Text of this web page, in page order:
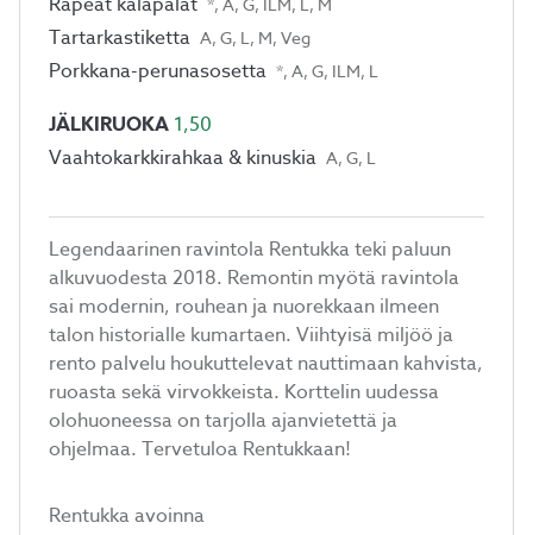
Rapeat kalapalat *, A, G, ILM, L, M
Tartarkastiketta A, G, L, M, Veg
Porkkana-perunasosetta *, A, G, ILM, L
JÄLKIRUOKA 1,50
Vaahtokarkkirahkaa & kinuskia A, G, L
Legendaarinen ravintola Rentukka teki paluun
alkuvuodesta 2018. Remontin myötä ravintola
sai modernin, rouhean ja nuorekkaan ilmeen
talon historialle kumartaen. Viihtyisä miljöö ja
rento palvelu houkuttelevat nauttimaan kahvista,
ruoasta sekä virvokkeista. Korttelin uudessa
olohuoneessa on tarjolla ajanvietettä ja
ohjelmaa. Tervetuloa Rentukkaan!
Rentukka avoinna